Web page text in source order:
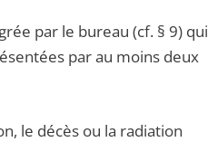
par le bureau (cf. § 9) qui
par au moins deux
le décès ou la radiation